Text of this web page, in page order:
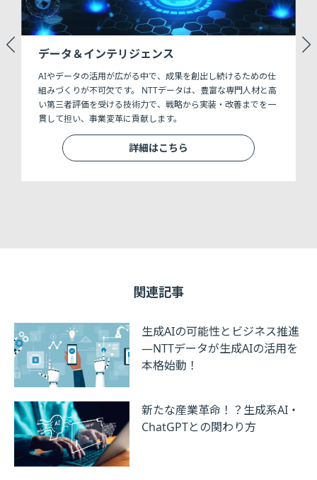
関連記事
生成AIの可能性とビジネス推進
―NTTデータが生成AIの活用を
本格始動！
新たな産業革命！？生成系AI・
ChatGPTとの関わり方
データ＆インテリジェンス
AIやデータの活用が広がる中で、成果を創出し続けるための仕
組みづくりが不可欠です。 NTTデータは、豊富な専門人材と高
い第三者評価を受ける技術力で、戦略から実装・改善までを一
貫して担い、事業変革に貢献します。
詳細はこちら